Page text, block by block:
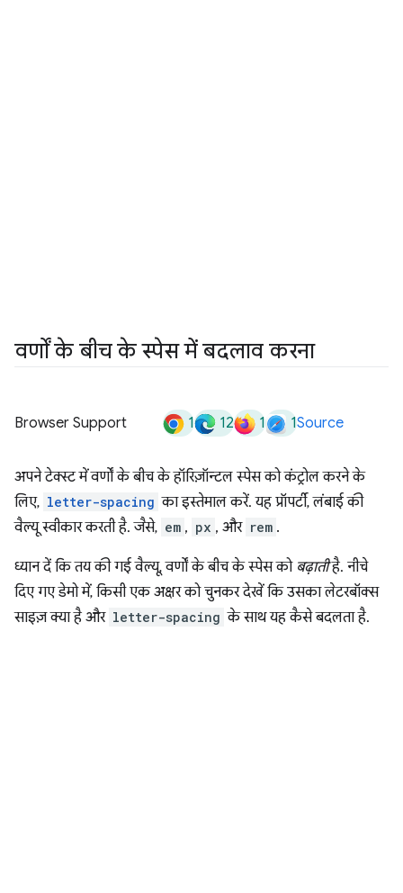
वर्णों के बीच के स्पेस में बदलाव करना
Browser Support 1 12 1 1Source
अपने टेक्स्ट में वर्णों के बीच के हॉरिज़ॉन्टल स्पेस को कंट्रोल करने के
लिए, letter-spacing का इस्तेमाल करें. यह प्रॉपर्टी, लंबाई की
वैल्यू स्वीकार करती है. जैसे, em , px , और rem .
ध्यान दें कि तय की गई वैल्यू, वर्णों के बीच के स्पेस को बढ़ातीहै. नीचे
दिए गए डेमो में, किसी एक अक्षर को चुनकर देखें कि उसका लेटरबॉक्स
साइज़ क्या है और letter-spacing के साथ यह कैसे बदलता है.